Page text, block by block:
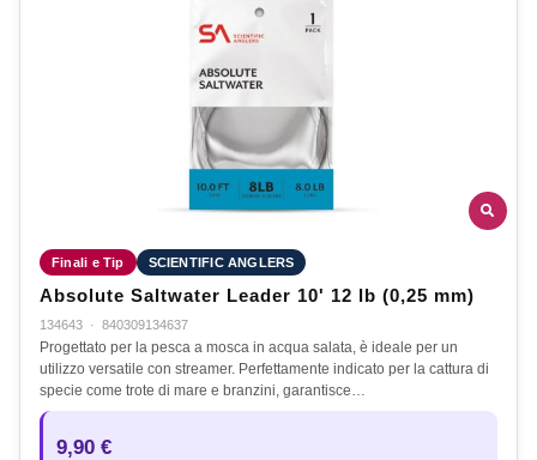
Finali e Tip SCIENTIFIC ANGLERS
Absolute Saltwater Leader 10' 12 lb (0,25 mm)
134643 · 840309134637
Progettato per la pesca a mosca in acqua salata, è ideale per un
utilizzo versatile con streamer. Perfettamente indicato per la cattura di
specie come trote di mare e branzini, garantisce…
9,90 €